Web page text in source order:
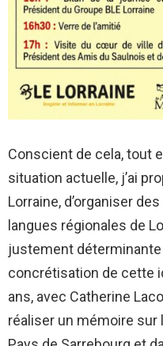
Conscient de cela, tout
situation actuelle, j’ai
Lorraine, d’organiser
langues régionales de
justement déterminante
concrétisation de cette
ans, avec Catherine
réaliser un mémoire sur